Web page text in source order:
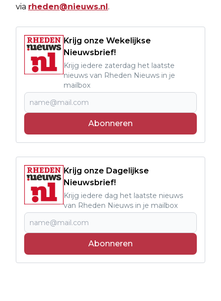
via rheden@nieuws.nl .
Krijg onze Wekelijkse
Nieuwsbrief!
Krijg iedere zaterdag het laatste
nieuws van Rheden Nieuws in je
mailbox
Abonneren
Krijg onze Dagelijkse
Nieuwsbrief!
Krijg iedere dag het laatste nieuws
van Rheden Nieuws in je mailbox
Abonneren